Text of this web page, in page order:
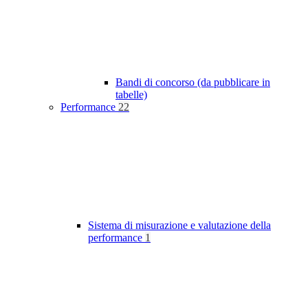
Bandi di concorso (da pubblicare in
tabelle)
Performance 22
Sistema di misurazione e valutazione della
performance 1